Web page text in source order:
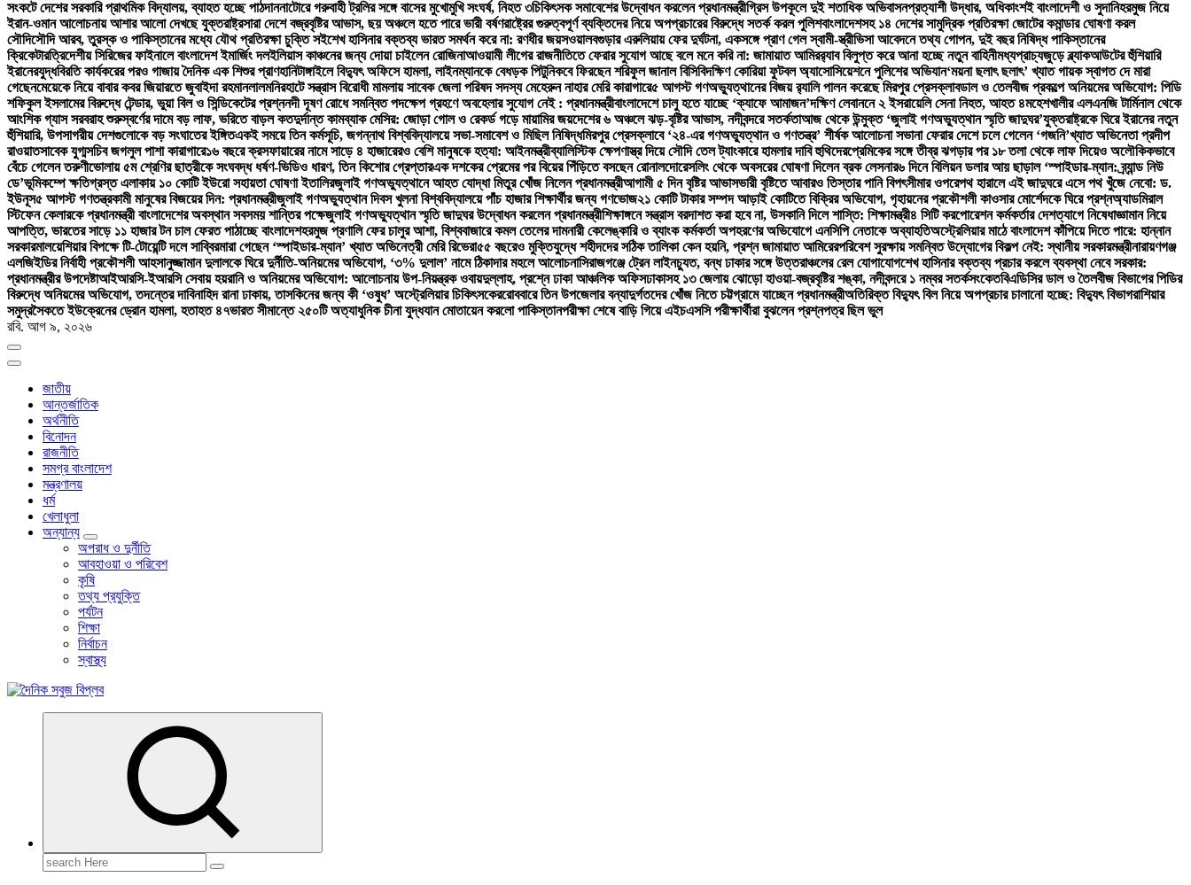
সংকটে দেশের সরকারি প্রাথমিক বিদ্যালয়, ব্যাহত হচ্ছে পাঠদাননাটোরে গরুবাহী ট্রলির সঙ্গে বাসের মুখোমুখি সংঘর্ষ, নিহত ৩চিকিৎসক সমাবেশের উদ্বোধন করলেন প্রধানমন্ত্রীগ্রিস উপকূলে দুই শতাধিক অভিবাসনপ্রত্যাশী উদ্ধার, অধিকাংশই বাংলাদেশী ও সুদানিহরমুজ নিয়ে
ইরান-ওমান আলোচনায় আশার আলো দেখছে যুক্তরাষ্ট্রসারা দেশে বজ্রবৃষ্টির আভাস, ছয় অঞ্চলে হতে পারে ভারী বর্ষণরাষ্ট্রের গুরুত্বপূর্ণ ব্যক্তিদের নিয়ে অপপ্রচারের বিরুদ্ধে সতর্ক করল পুলিশবাংলাদেশসহ ১৪ দেশের সামুদ্রিক প্রতিরক্ষা জোটের কমান্ডার ঘোষণা করল
সৌদিসৌদি আরব, তুরস্ক ও পাকিস্তানের মধ্যে যৌথ প্রতিরক্ষা চুক্তি সইশেখ হাসিনার বক্তব্য ভারত সমর্থন করে না: রণধীর জয়সওয়ালবগুড়ার এরুলিয়ায় ফের দুর্ঘটনা, একসঙ্গে প্রাণ গেল স্বামী-স্ত্রীভিসা আবেদনে তথ্য গোপন, দুই বছর নিষিদ্ধ পাকিস্তানের
ক্রিকেটারত্রিদেশীয় সিরিজের ফাইনালে বাংলাদেশ ইমার্জিং দলইলিয়াস কাঞ্চনের জন্য দোয়া চাইলেন রোজিনাআওয়ামী লীগের রাজনীতিতে ফেরার সুযোগ আছে বলে মনে করি না: জামায়াত আমিরর‍্যাব বিলুপ্ত করে আনা হচ্ছে নতুন বাহিনীমধ্যপ্রাচ্যজুড়ে ব্ল্যাকআউটের হুঁশিয়ারি
ইরানেরযুদ্ধবিরতি কার্যকরের পরও গাজায় দৈনিক এক শিশুর প্রাণহানিটাঙ্গাইলে বিদ্যুৎ অফিসে হামলা, লাইনম্যানকে বেধড়ক পিটুনিকবে ফিরছেন শরিফুল জানাল বিসিবিদক্ষিণ কোরিয়া ফুটবল অ্যাসোসিয়েশনে পুলিশের অভিযান‘ময়না ছলাৎ ছলাৎ’ খ্যাত গায়ক স্বাগত দে মারা
গেছেনমেয়েকে নিয়ে বাবার কবর জিয়ারতে জুবাইদা রহমানলালমনিরহাটে সন্ত্রাস বিরোধী মামলায় সাবেক জেলা পরিষদ সদস্য মেহেরুন নাহার মেরি কারাগারে৫ আগস্ট গণঅভ্যুত্থানের বিজয় র‍্যালি পালন করেছে মিরপুর প্রেসক্লাবডাল ও তেলবীজ প্রকল্পে অনিয়মের অভিযোগ: পিডি
শফিকুল ইসলামের বিরুদ্ধে টেন্ডার, ভুয়া বিল ও সিন্ডিকেটের প্রশ্ননদী দূষণ রোধে সমন্বিত পদক্ষেপ গ্রহণে অবহেলার সুযোগ নেই : প্রধানমন্ত্রীবাংলাদেশে চালু হতে যাচ্ছে ‘ক্যাফে আমাজন’দক্ষিণ লেবাননে ২ ইসরায়েলি সেনা নিহত, আহত ৪মহেশখালীর এলএনজি টার্মিনাল থেকে
আংশিক গ্যাস সরবরাহ শুরুস্বর্ণের দামে বড় লাফ, ভরিতে বাড়ল কতদুর্দান্ত কামব্যাক মেসির: জোড়া গোল ও রেকর্ড গড়ে মায়ামির জয়দেশের ৬ অঞ্চলে ঝড়-বৃষ্টির আভাস, নদীবন্দরে সতর্কতাআজ থেকে উন্মুক্ত ‘জুলাই গণঅভ্যুত্থান স্মৃতি জাদুঘর’যুক্তরাষ্ট্রকে ঘিরে ইরানের নতুন
হুঁশিয়ারি, উপসাগরীয় দেশগুলোকে বড় সংঘাতের ইঙ্গিতএকই সময়ে তিন কর্মসূচি, জগন্নাথ বিশ্ববিদ্যালয়ে সভা-সমাবেশ ও মিছিল নিষিদ্ধমিরপুর প্রেসক্লাবে ‘২৪-এর গণঅভ্যুত্থান ও গণতন্ত্র’ শীর্ষক আলোচনা সভানা ফেরার দেশে চলে গেলেন ‘গজনি’খ্যাত অভিনেতা প্রদীপ
রাওয়াতসাবেক যুগ্মসচিব জগলুল পাশা কারাগারে১৬ বছরে ক্রসফায়ারের নামে সাড়ে ৪ হাজারেরও বেশি মানুষকে হত্যা: আইনমন্ত্রীব্যালিস্টিক ক্ষেপণাস্ত্র দিয়ে সৌদি তেল ট্যাংকারে হামলার দাবি হুথিদেরপ্রেমিকের সঙ্গে তীব্র ঝগড়ার পর ১৮ তলা থেকে লাফ দিয়েও অলৌকিকভাবে
বেঁচে গেলেন তরুণীভোলায় ৫ম শ্রেণির ছাত্রীকে সংঘবদ্ধ ধর্ষণ-ভিডিও ধারণ, তিন কিশোর গ্রেপ্তারএক দশকের প্রেমের পর বিয়ের পিঁড়িতে বসছেন রোনালদোরেসলিং থেকে অবসরের ঘোষণা দিলেন ব্রক লেসনার৬ দিনে বিলিয়ন ডলার আয় ছাড়াল ‘স্পাইডার-ম্যান: ব্র্যান্ড নিউ
ডে’ভূমিকম্পে ক্ষতিগ্রস্ত এলাকায় ১০ কোটি ইউরো সহায়তা ঘোষণা ইতালিরজুলাই গণঅভ্যুত্থানে আহত যোদ্ধা মিতুর খোঁজ নিলেন প্রধানমন্ত্রীআগামী ৫ দিন বৃষ্টির আভাসভারী বৃষ্টিতে আবারও তিস্তার পানি বিপৎসীমার ওপরেপথ হারালে এই জাদুঘরে এসে পথ খুঁজে নেবো: ড.
ইউনূস৫ আগস্ট গণতন্ত্রকামী মানুষের বিজয়ের দিন: প্রধানমন্ত্রীজুলাই গণঅভ্যুত্থান দিবস খুলনা বিশ্ববিদ্যালয়ে পাঁচ হাজার শিক্ষার্থীর জন্য গণভোজ২১ কোটি টাকার সম্পদ আড়াই কোটিতে বিক্রির অভিযোগ, গৃহায়নের প্রকৌশলী কাওসার মোর্শেদকে ঘিরে প্রশ্নঅ্যাডমিরাল
স্টিফেন কেলারকে প্রধানমন্ত্রী বাংলাদেশের অবস্থান সবসময় শান্তির পক্ষেজুলাই গণঅভ্যুত্থান স্মৃতি জাদুঘর উদ্বোধন করলেন প্রধানমন্ত্রীশিক্ষাঙ্গনে সন্ত্রাস বরদাশত করা হবে না, উসকানি দিলে শাস্তি: শিক্ষামন্ত্রী৪ সিটি করপোরেশন কর্মকর্তার দেশত্যাগে নিষেধাজ্ঞামান নিয়ে
আপত্তি, ভারতের সাড়ে ১১ হাজার টন চাল ফেরত পাঠাচ্ছে বাংলাদেশহরমুজ প্রণালি ফের চালুর আশা, বিশ্ববাজারে কমল তেলের দামনারী কেলেঙ্কারি ও ব্যাংক কর্মকর্তা অপহরণের অভিযোগে এনসিপি নেতাকে অব্যাহতিঅস্ট্রেলিয়ার মাঠে বাংলাদেশ কাঁপিয়ে দিতে পারে: হান্নান
সরকারমালয়েশিয়ার বিপক্ষে টি-টোয়েন্টি দলে সাব্বিরমারা গেছেন ‘স্পাইডার-ম্যান’ খ্যাত অভিনেত্রী মেরি রিভেরা৫৫ বছরেও মুক্তিযুদ্ধে শহীদদের সঠিক তালিকা কেন হয়নি, প্রশ্ন জামায়াত আমিরেরপরিবেশ সুরক্ষায় সমন্বিত উদ্যোগের বিকল্প নেই: স্থানীয় সরকারমন্ত্রীনারায়ণগঞ্জ
এলজিইডির নির্বাহী প্রকৌশলী আহসানুজ্জামান দুলালকে ঘিরে দুর্নীতি-অনিয়মের অভিযোগ, ‘৩% দুলাল’ নামে ঠিকাদার মহলে আলোচনাসিরাজগঞ্জে ট্রেন লাইনচ্যুত, বন্ধ ঢাকার সঙ্গে উত্তরাঞ্চলের রেল যোগাযোগশেখ হাসিনার বক্তব্য প্রচার করলে ব্যবস্থা নেবে সরকার:
প্রধানমন্ত্রীর উপদেষ্টাআইআরসি-ইআরসি সেবায় হয়রানি ও অনিয়মের অভিযোগ: আলোচনায় উপ-নিয়ন্ত্রক ওবায়দুল্লাহ, প্রশ্নে ঢাকা আঞ্চলিক অফিসঢাকাসহ ১৩ জেলায় ঝোড়ো হাওয়া-বজ্রবৃষ্টির শঙ্কা, নদীবন্দরে ১ নম্বর সতর্কসংকেতবিএডিসির ডাল ও তৈলবীজ বিভাগের পিডির
বিরুদ্ধে অনিয়মের অভিযোগ, তদন্তের দাবিনাহিদ রানা ঢাকায়, তাসকিনের জন্য কী ‘ওষুধ’ অস্ট্রেলিয়ার চিকিৎসকেররোববারে তিন উপজেলার বন্যাদুর্গতদের খোঁজ নিতে চট্টগ্রামে যাচ্ছেন প্রধানমন্ত্রীঅতিরিক্ত বিদ্যুৎ বিল নিয়ে অপপ্রচার চালানো হচ্ছে: বিদ্যুৎ বিভাগরাশিয়ার
সমুদ্রসৈকতে ইউক্রেনের ড্রোন হামলা, হতাহত ৪৭ভারত সীমান্তে ২৫০টি অত্যাধুনিক চীনা যুদ্ধযান মোতায়েন করলো পাকিস্তানপরীক্ষা শেষে বাড়ি গিয়ে এইচএসসি পরীক্ষার্থীরা বুঝলেন প্রশ্নপত্র ছিল ভুল
রবি. আগ ৯, ২০২৬
জাতীয়
আন্তর্জাতিক
অর্থনীতি
বিনোদন
রাজনীতি
সমগ্র বাংলাদেশ
মন্ত্রণালয়
ধর্ম
খেলাধুলা
অন্যান্য
অপরাধ ও দুর্নীতি
আবহাওয়া ও পরিবেশ
কৃষি
তথ্য প্রযুক্তি
পর্যটন
শিক্ষা
নির্বাচন
স্বাস্থ্য
বাংলা নিউজ পেপার
Search
for: